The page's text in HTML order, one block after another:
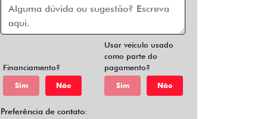
Financiamento?
Sim Não
Usar veículo usado
como parte do
pagamento?
Sim Não
Preferência de contato: